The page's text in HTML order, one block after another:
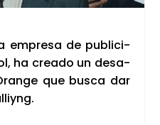
empre­sa de publi­ci­
ha crea­do un desa­
que bus­ca dar